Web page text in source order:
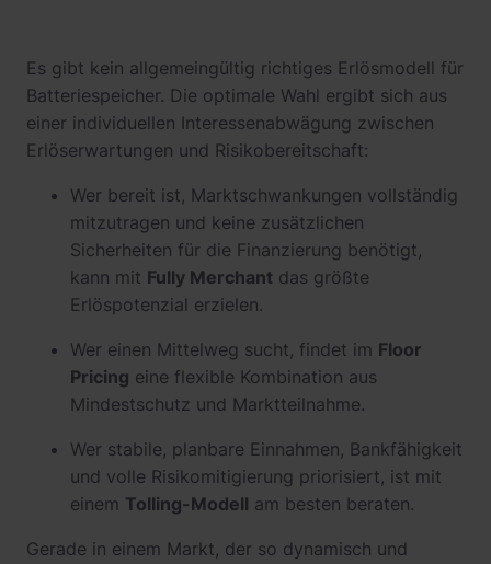
Es gibt kein allgemeingültig richtiges Erlösmodell für
Batteriespeicher. Die optimale Wahl ergibt sich aus
einer individuellen Interessenabwägung zwischen
Erlöserwartungen und Risikobereitschaft:
Wer bereit ist, Marktschwankungen vollständig
mitzutragen und keine zusätzlichen
Sicherheiten für die Finanzierung benötigt,
kann mit Fully Merchant das größte
Erlöspotenzial erzielen.
Wer einen Mittelweg sucht, findet im Floor
Pricing eine flexible Kombination aus
Mindestschutz und Marktteilnahme.
Wer stabile, planbare Einnahmen, Bankfähigkeit
und volle Risikomitigierung priorisiert, ist mit
einem Tolling-Modell am besten beraten.
Gerade in einem Markt, der so dynamisch und